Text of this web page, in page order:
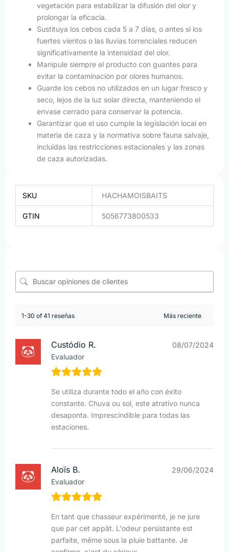
vegetación para estabilizar la difusión del olor y
prolongar la eficacia.
Sustituya los cebos cada 5 a 7 días, o antes si los
fuertes vientos o las lluvias torrenciales reducen
significativamente la intensidad del olor.
Manipule siempre el producto con guantes para
evitar la contaminación por olores humanos.
Guarde los cebos no utilizados en un lugar fresco y
seco, lejos de la luz solar directa, manteniendo el
envase cerrado para conservar la potencia.
Garantizar que el uso cumple la legislación local en
materia de caza y la normativa sobre fauna salvaje,
incluidas las restricciones estacionales y las zonas
de caza autorizadas.
SKU HACHAMOISBAITS
GTIN 5056773800533
1-30 of 41 reseñas
Custódio R.
Evaluador
08/07/2024
Se utiliza durante todo el año con éxito
constante. Chuva ou sol, este atrativo nunca
desaponta. Imprescindible para todas las
estaciones.
Aloïs B.
Evaluador
29/06/2024
En tant que chasseur expérimenté, je ne jure
que par cet appât. L'odeur persistante est
parfaite, même sous la pluie battante. Je